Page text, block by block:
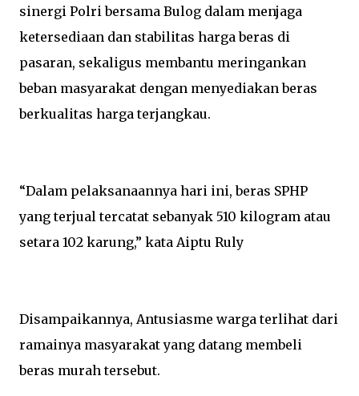
sinergi Polri bersama Bulog dalam menjaga
ketersediaan dan stabilitas harga beras di
pasaran, sekaligus membantu meringankan
beban masyarakat dengan menyediakan beras
berkualitas harga terjangkau.
“Dalam pelaksanaannya hari ini, beras SPHP
yang terjual tercatat sebanyak 510 kilogram atau
setara 102 karung,” kata Aiptu Ruly
Disampaikannya, Antusiasme warga terlihat dari
ramainya masyarakat yang datang membeli
beras murah tersebut.